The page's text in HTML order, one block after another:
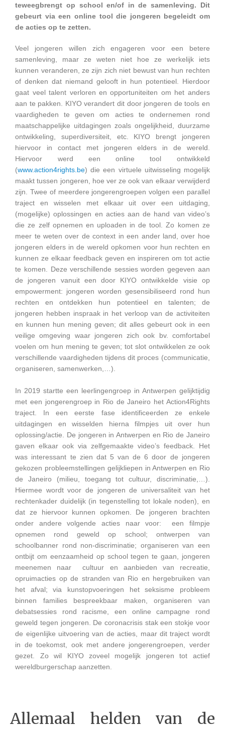
teweegbrengt op school en/of in de samenleving. Dit
gebeurt via een online tool die jongeren begeleidt om
de acties op te zetten.
Veel jongeren willen zich engageren voor een betere
samenleving, maar ze weten niet hoe ze werkelijk iets
kunnen veranderen, ze zijn zich niet bewust van hun rechten
of denken dat niemand gelooft in hun potentieel. Hierdoor
gaat veel talent verloren en opportuniteiten om het anders
aan te pakken. KIYO verandert dit door jongeren de tools en
vaardigheden te geven om acties te ondernemen rond
maatschappelijke uitdagingen zoals ongelijkheid, duurzame
ontwikkeling, superdiversiteit, etc. KIYO brengt jongeren
hiervoor in contact met jongeren elders in de wereld.
Hiervoor werd een online tool ontwikkeld
(www.action4rights.be) die een virtuele uitwisseling mogelijk
maakt tussen jongeren, hoe ver ze ook van elkaar verwijderd
zijn. Twee of meerdere jongerengroepen volgen een parallel
traject en wisselen met elkaar uit over een uitdaging,
(mogelijke) oplossingen en acties aan de hand van video’s
die ze zelf opnemen en uploaden in de tool. Zo komen ze
meer te weten over de context in een ander land, over hoe
jongeren elders in de wereld opkomen voor hun rechten en
kunnen ze elkaar feedback geven en inspireren om tot actie
te komen. Deze verschillende sessies worden gegeven aan
de jongeren vanuit een door KIYO ontwikkelde visie op
empowerment: jongeren worden gesensibiliseerd rond hun
rechten en ontdekken hun potentieel en talenten; de
jongeren hebben inspraak in het verloop van de activiteiten
en kunnen hun mening geven; dit alles gebeurt ook in een
veilige omgeving waar jongeren zich ook bv. comfortabel
voelen om hun mening te geven; tot slot ontwikkelen ze ook
verschillende vaardigheden tijdens dit proces (communicatie,
organiseren, samenwerken,…).
In 2019 startte een leerlingengroep in Antwerpen gelijktijdig
met een jongerengroep in Rio de Janeiro het Action4Rights
traject. In een eerste fase identificeerden ze enkele
uitdagingen en wisselden hierna filmpjes uit over hun
oplossing/actie. De jongeren in Antwerpen en Rio de Janeiro
gaven elkaar ook via zelfgemaakte video’s feedback. Het
was interessant te zien dat 5 van de 6 door de jongeren
gekozen probleemstellingen gelijkliepen in Antwerpen en Rio
de Janeiro (milieu, toegang tot cultuur, discriminatie,…).
Hiermee wordt voor de jongeren de universaliteit van het
rechtenkader duidelijk (in tegenstelling tot lokale noden), en
dat ze hiervoor kunnen opkomen. De jongeren brachten
onder andere volgende acties naar voor: een filmpje
opnemen rond geweld op school; ontwerpen van
schoolbanner rond non-discriminatie; organiseren van een
ontbijt om eenzaamheid op school tegen te gaan, jongeren
meenemen naar cultuur en aanbieden van recreatie,
opruimacties op de stranden van Rio en hergebruiken van
het afval; via kunstopvoeringen het seksisme probleem
binnen families bespreekbaar maken, organiseren van
debatsessies rond racisme, een online campagne rond
geweld tegen jongeren. De coronacrisis stak een stokje voor
de eigenlijke uitvoering van de acties, maar dit traject wordt
in de toekomst, ook met andere jongerengroepen, verder
gezet. Zo wil KIYO zoveel mogelijk jongeren tot actief
wereldburgerschap aanzetten.
Allemaal helden van de